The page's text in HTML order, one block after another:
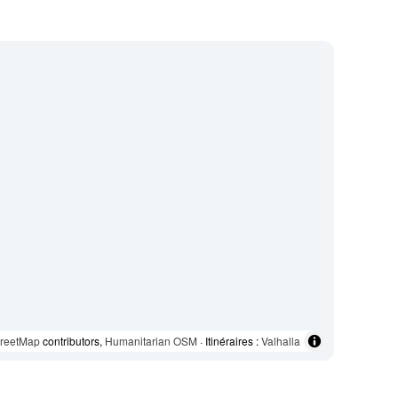
contributors, Humanitarian OSM · Itinéraires :Valhalla